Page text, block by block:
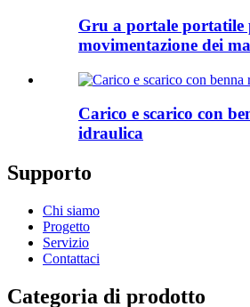
Gru a portale portatile
movimentazione dei
Carico e scarico con
idraulica
Supporto
Chi siamo
Progetto
Servizio
Contattaci
Categoria di prodotto